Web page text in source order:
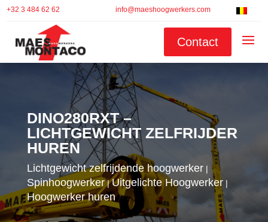
+32 3 484 62 62 info@maeshoogwerkers.com
Contact
DINO280RXT –
LICHTGEWICHT ZELFRIJDER
HUREN
Lichtgewicht zelfrijdende hoogwerker|
Spinhoogwerker|Uitgelichte Hoogwerker|
Hoogwerker huren